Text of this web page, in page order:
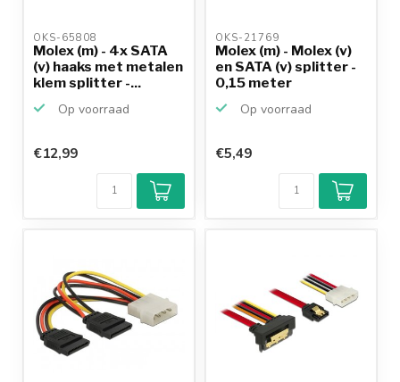
OKS-65808
Molex (m) - 4x SATA
(v) haaks met metalen
klem splitter -...
Op voorraad
€12,99
OKS-21769
Molex (m) - Molex (v)
en SATA (v) splitter -
0,15 meter
Op voorraad
€5,49